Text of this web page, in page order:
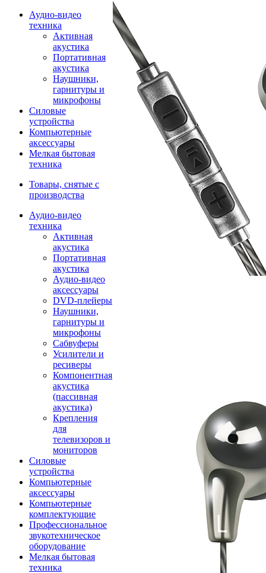
Аудио-видео
техника
Активная
акустика
Портативная
акустика
Наушники,
гарнитуры и
микрофоны
Силовые
устройства
Компьютерные
аксессуары
Мелкая бытовая
техника
Товары, снятые с
производства
Аудио-видео
техника
Активная
акустика
Портативная
акустика
Аудио-видео
аксессуары
DVD-плейеры
Наушники,
гарнитуры и
микрофоны
Сабвуферы
Усилители и
ресиверы
Компонентная
акустика
(пассивная
акустика)
Крепления
для
телевизоров и
мониторов
Силовые
устройства
Компьютерные
аксессуары
Компьютерные
комплектующие
Профессиональное
звукотехническое
оборудование
Мелкая бытовая
техника